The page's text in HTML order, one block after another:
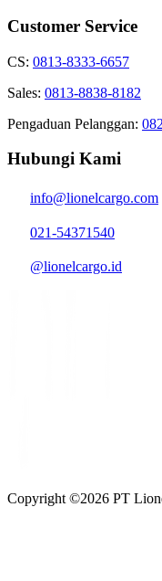
Customer Service
CS: 0813-8333-6657
Sales: 0813-8838-8182
Pengaduan Pelanggan:
Hubungi Kami
info@lionelcargo.com
021-54371540
@lionelcargo.id
Copyright ©2026 PT